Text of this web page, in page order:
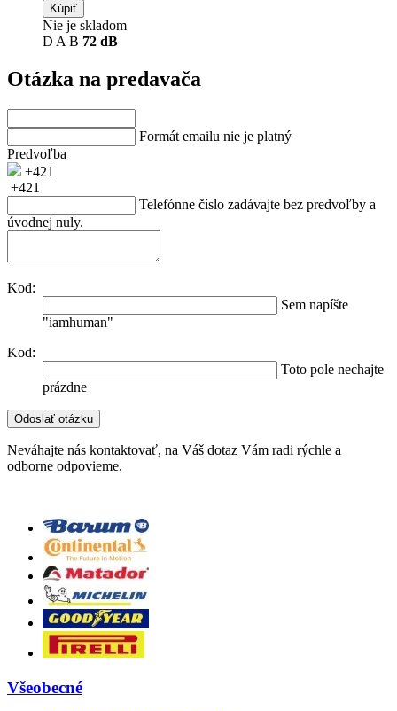
Kúpiť
Nie je skladom
D A B 72 dB
Otázka na predavača
Formát emailu nie je platný
Predvoľba
+421
+421
Telefónne číslo zadávajte bez predvoľby a
úvodnej nuly.
Kod:
Sem napíšte
"iamhuman"
Kod:
Toto pole nechajte
prázdne
Neváhajte nás kontaktovať, na Váš dotaz Vám radi rýchle a
odborne odpovieme.
Všeobecné